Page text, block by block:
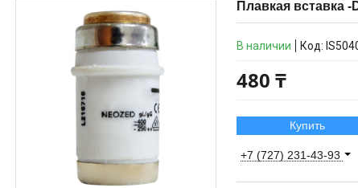
Плавкая вставка -
В наличии Код:
480 ₸
Купить
+7 (727) 231-43-93